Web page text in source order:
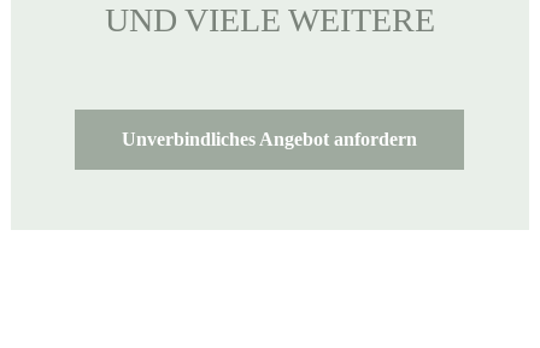
UND VIELE WEITERE
Unverbindliches Angebot anfordern